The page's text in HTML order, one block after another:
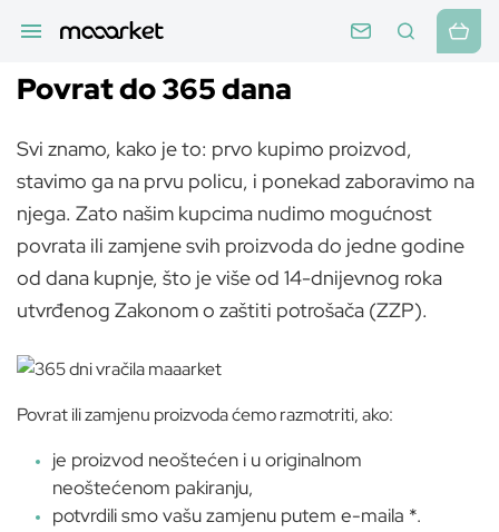
Povrat do 365 dana
Svi znamo, kako je to: prvo kupimo proizvod,
stavimo ga na prvu policu, i ponekad zaboravimo na
njega. Zato našim kupcima nudimo mogućnost
povrata ili zamjene svih proizvoda do jedne godine
od dana kupnje, što je više od 14-dnijevnog roka
utvrđenog Zakonom o zaštiti potrošača (ZZP).
Povrat ili zamjenu proizvoda ćemo razmotriti, ako:
je proizvod neoštećen i u originalnom
neoštećenom pakiranju,
potvrdili smo vašu zamjenu putem e-maila *.